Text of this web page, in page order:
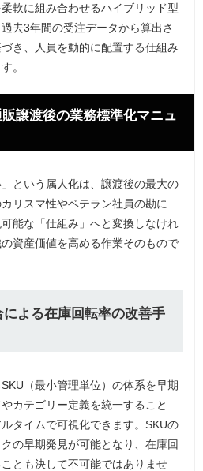
軟に組み合わせるハイブリッド型
去3年間の受注データから算出さ
き、人員を動的に配置する仕組み
。
譲渡後の業務標準化マニュ
」という属人化は、譲渡後の最大の
リスマ性やベテラン社員の勘に
能な「仕組み」へと変換しなけれ
資産価値を高める作業そのもので
よる在庫回転率の改善手
（最小管理単位）の体系を早期
カテゴリー定義を統一すること
タイムで可視化できます。SKUの
の早期発見が可能となり、在庫回
とも決して不可能ではありませ